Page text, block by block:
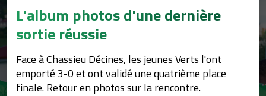
L'album photos d'une dernière
sortie réussie
Face à Chassieu Décines, les jeunes Verts l'ont
emporté 3-0 et ont validé une quatrième place
finale. Retour en photos sur la rencontre.